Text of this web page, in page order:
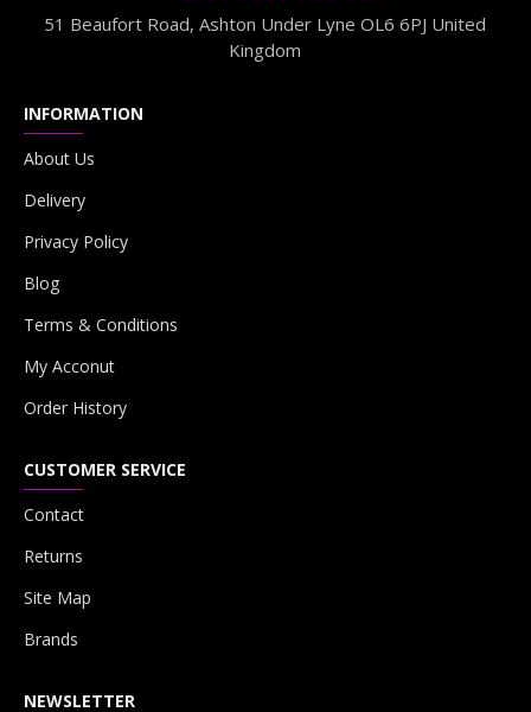
51 Beaufort Road, Ashton Under Lyne OL6 6PJ United
Kingdom
INFORMATION
About Us
Delivery
Privacy Policy
Blog
Terms & Conditions
My Acconut
Order History
CUSTOMER SERVICE
Contact
Returns
Site Map
Brands
NEWSLETTER